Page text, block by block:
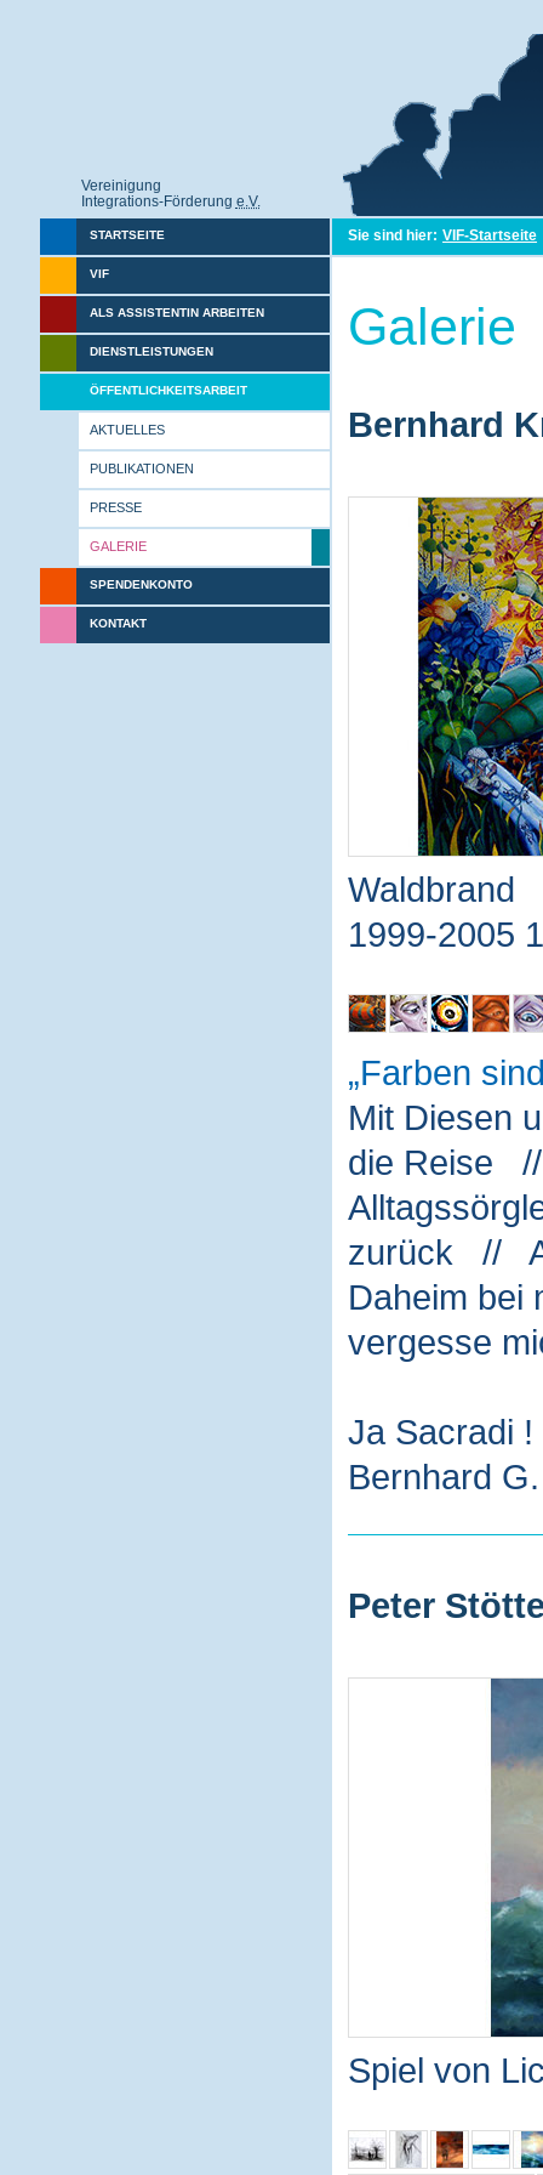
Vereinigung
Integrations-Förderung e.V.
STARTSEITE
VIF
ALS ASSISTENTIN ARBEITEN
DIENSTLEISTUNGEN
ÖFFENTLICHKEITSARBEIT
AKTUELLES
PUBLIKATIONEN
PRESSE
GALERIE
SPENDENKONTO
KONTAKT
Sie sind hier: VIF-Startseite
Galerie
Bernhard
Waldbrand
1999-2005
Farben
Mit Diesen
die Reise
zurück //
Daheim
vergesse
Ja Sacradi
Bernhard
Peter
Spiel von